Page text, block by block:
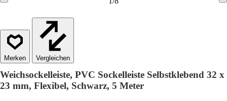
Vergleichen
Weichsockelleiste, PVC Sockelleiste Selbstklebend 32 x
23 mm, Flexibel, Schwarz, 5 Meter